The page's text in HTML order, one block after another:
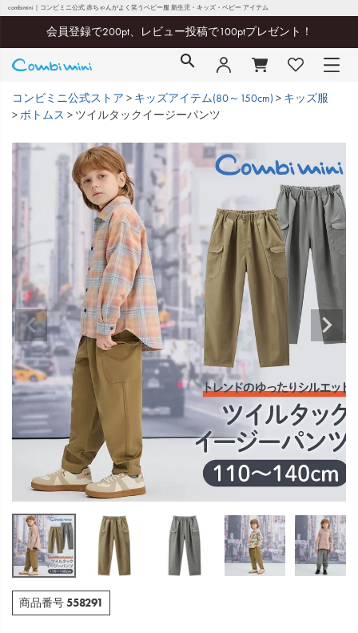
combimini｜コンビミニ公式 赤ちゃんがよく笑うベビー服 新生児・キッズ・ベビー アイテム
会員登録で200pt、レビュー投稿で100ptプレゼント！
コンビミニ公式ストア キッズアイテム(80～150cm)
キッズ服
ボトムス
ツイルタックイージーパンツ
商品番号558291